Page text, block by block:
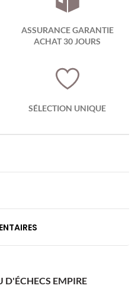
ASSURANCE GARANTIE
ACHAT 30 JOURS
SÉLECTION UNIQUE
D'ÉCHECS EMPIRE